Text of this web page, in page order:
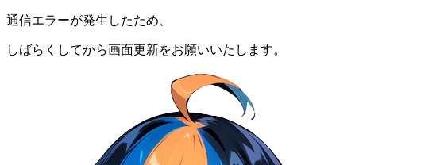
通信エラーが発生したため、
しばらくしてから画面更新をお願いいたします。